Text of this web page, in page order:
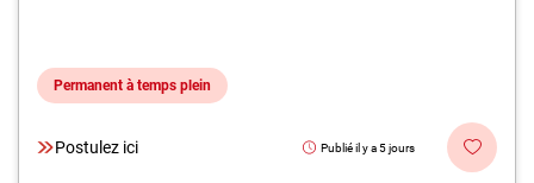
Permanent à temps plein
Postulez ici Publié il y a 5 jours